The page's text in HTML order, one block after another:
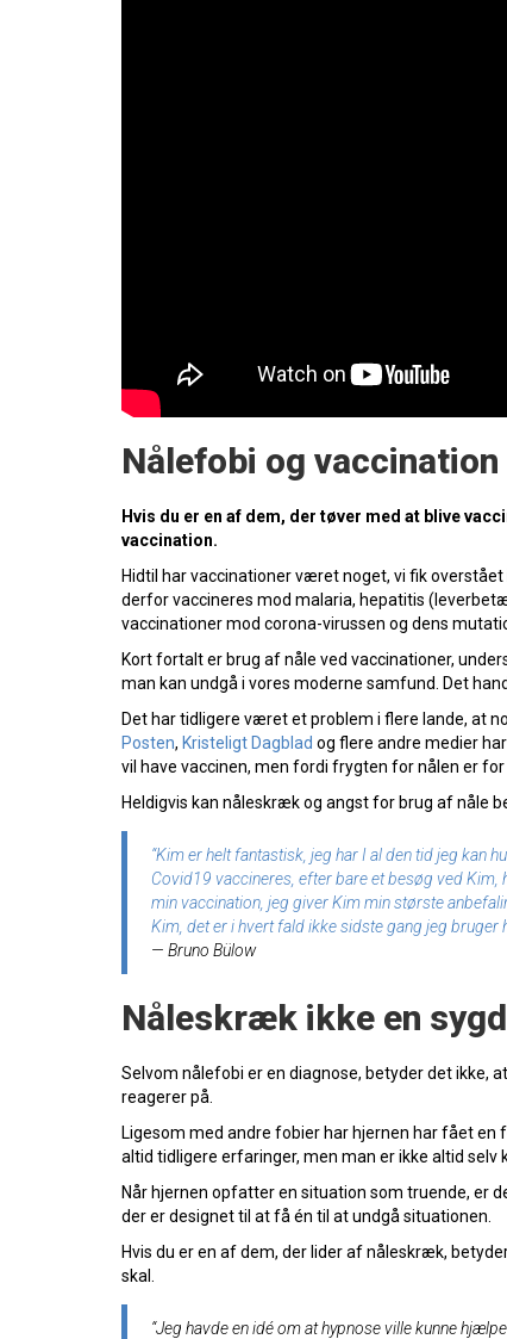
Nålefobi og
Hvis du er en af dem, der tøver med at blive
vaccination.
Hidtil har vaccinationer været noget, vi fik
derfor vaccineres mod malaria, hepatitis
vaccinationer mod corona-virussen og dens
Kort fortalt er brug af nåle ved vaccinationer,
man kan undgå i vores moderne samfund. Det
Det har tidligere været et problem i flere lande, at
Posten, Kristeligt Dagblad og flere andre medier
vil have vaccinen, men fordi frygten for nålen er for
Heldigvis kan nåleskræk og angst for brug af nåle
“Kim er helt fantastisk, jeg har I al den tid jeg kan
Covid19 vaccineres, efter bare et besøg ved
min vaccination, jeg giver Kim min største
Kim, det er i hvert fald ikke sidste gang jeg bruger
— Bruno Bülow
Nåleskræk ikke en
Selvom nålefobi er en diagnose, betyder det ikke,
reagerer på.
Ligesom med andre fobier har hjernen har fået
altid tidligere erfaringer, men man er ikke altid selv
Når hjernen opfatter en situation som truende, er
der er designet til at få én til at undgå situationen.
Hvis du er en af dem, der lider af nåleskræk,
skal.
“Jeg havde en idé om at hypnose ville kunne